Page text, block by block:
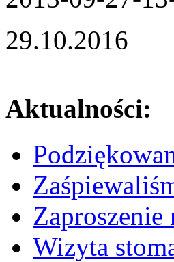
29.10.2016
Aktualności:
Wizyta